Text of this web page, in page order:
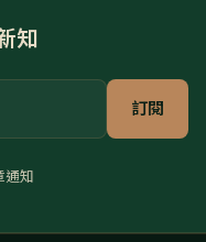
知
訂閱
通知